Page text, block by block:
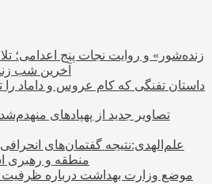
آخرین شب
داستان تفنگی که کام عروس و داماد را
تصاویر جدید از پهپادهای
علم‌الهدی:نتیجه گفتمان‌های
منطقه و رهبری
موضع وزارت بهداشت درباره ظرفیت